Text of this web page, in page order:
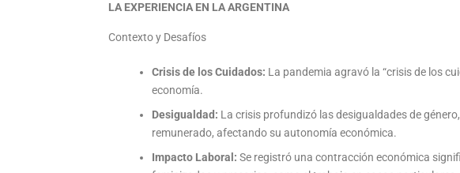
LA EXPERIENCIA EN LA ARGENTINA
Contexto y Desafíos
Crisis de los Cuidados: La pandemia agravó la “crisis de los
economía.
Desigualdad: La crisis profundizó las desigualdades de
remunerado, afectando su autonomía económica.
Impacto Laboral: Se registró una contracción económica